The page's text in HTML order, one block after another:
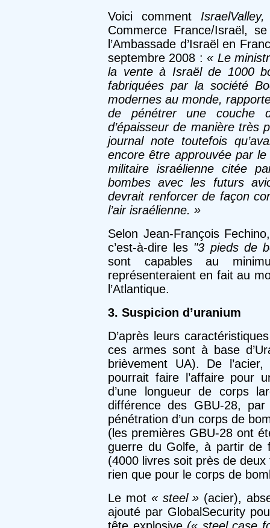
Voici comment IsraelValley,
Commerce France/Israël,
l’Ambassade d’Israël en
septembre 2008 :« Le
la vente à Israël de 1000
fabriquées par la société
modernes au monde,
de pénétrer une couche
d’épaisseur de manière très
journal note toutefois
encore être approuvée par
militaire israélienne citée
bombes avec les futurs
devrait renforcer de façon
l’air israélienne. »
Selon Jean-François
c’est-à-dire les "3 pieds de
sont capables au
représenteraient en fait au
l’Atlantique.
3. Suspicion d’uranium
D’après leurs
ces armes sont à base
brièvement UA). De
pourrait faire l’affaire pour
d’une longueur de corps
différence des GBU-28,
pénétration d’un corps de
(les premières GBU-28 ont
guerre du Golfe, à partir de
(4000 livres soit près de
rien que pour le corps de
Le mot « steel » (acier),
ajouté par GlobalSecurity